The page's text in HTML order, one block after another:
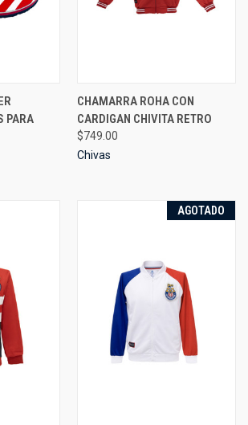
PARA
CHAMARRA ROHA CON
CARDIGAN CHIVITA RETRO
$749.00
Chivas
AGOTADO